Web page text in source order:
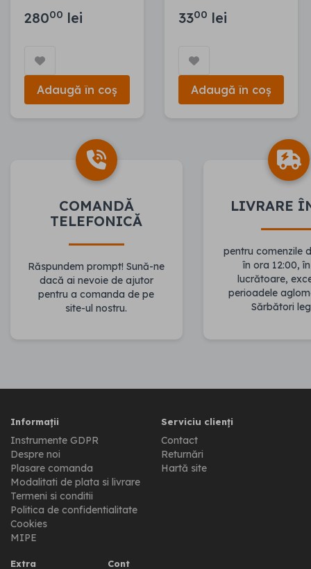
28000 lei
Adaugă în coș
3300 lei
Adaugă în coș
COMANDĂ
TELEFONICĂ
Răspundem prompt! Sună-ne
dacă ai nevoie de ajutor
pentru a comanda de pe
site-ul nostru.
LIVRARE
pentru comenzile
în ora 12:00,
lucrătoare,
perioadele
Sărbători
Informații
Instrumente GDPR
Despre noi
Plasare comanda
Modalitati de plata si livrare
Termeni si conditii
Politica de confidentialitate
Cookies
MIPE
Serviciu clienți
Contact
Returnări
Hartă site
Extra Cont